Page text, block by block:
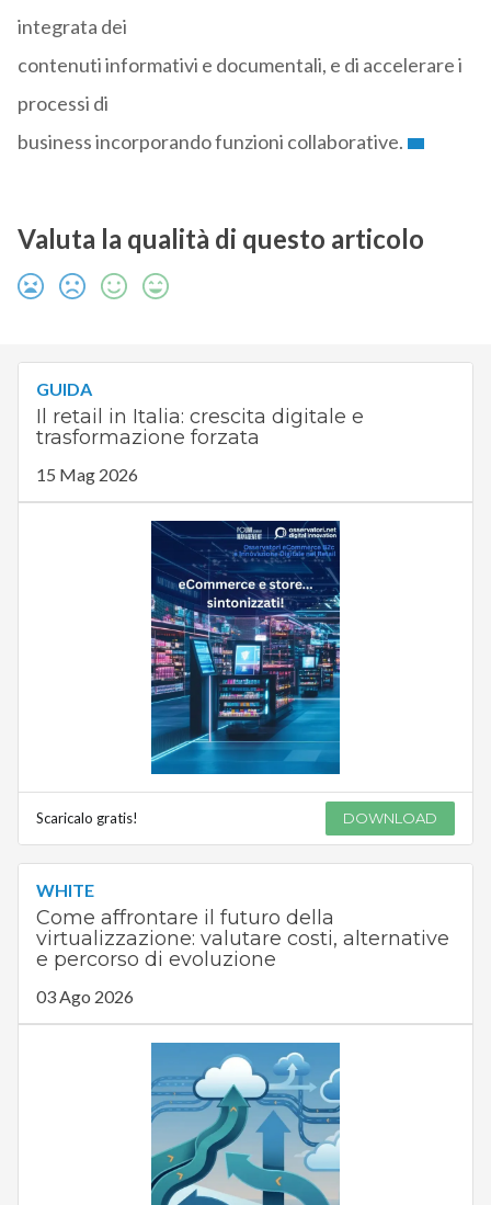
integrata dei
contenuti informativi e documentali, e di accelerare i
processi di
business incorporando funzioni collaborative.
Valuta la qualità di questo articolo
GUIDA
Il retail in Italia: crescita digitale e
trasformazione forzata
15 Mag 2026
Scaricalo gratis! DOWNLOAD
WHITE
Come affrontare il futuro della
virtualizzazione: valutare costi, alternative
e percorso di evoluzione
03 Ago 2026